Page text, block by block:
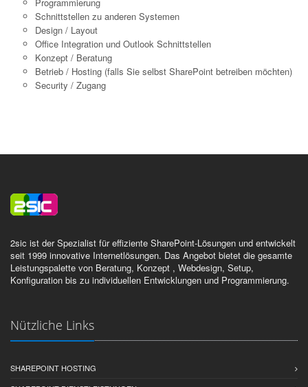
Schnittstellen zu anderen Systemen
Design / Layout
Office Integration und Outlook Schnittstellen
Konzept / Beratung
Betrieb / Hosting (falls Sie selbst SharePoint betreiben möchten)
Security / Zugang
2sic ist der Spezialist für effiziente SharePoint-Lösungen und entwickelt
seit 1999 innovative Internetlösungen. Das Angebot bietet die gesamte
Leistungspalette von Beratung, Konzept , Webdesign, Setup,
Konfiguration bis zu individuellen Entwicklungen und Programmierung.
Nützliche Links
SHAREPOINT HOSTING